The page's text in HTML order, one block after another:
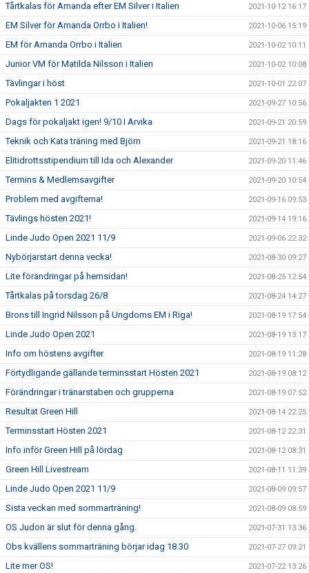
Tårtkalas för Amanda efter EM Silver i Italien 2021-10-12 16:17
EM Silver för Amanda Orrbo i Italien! 2021-10-06 15:19
EM för Amanda Orrbo i Italien 2021-10-02 10:11
Junior VM för Matilda Nilsson i Italien 2021-10-02 10:08
Tävlingar i höst 2021-10-01 22:07
Pokaljakten 1 2021 2021-09-27 10:56
Dags för pokaljakt igen! 9/10 I Arvika 2021-09-21 20:59
Teknik och Kata träning med Björn 2021-09-21 18:16
Elitidrottsstipendium till Ida och Alexander 2021-09-20 11:46
Termins & Medlemsavgifter 2021-09-20 10:54
Problem med avgifterna! 2021-09-16 09:53
Tävlings hösten 2021! 2021-09-14 19:16
Linde Judo Open 2021 11/9 2021-09-06 22:32
Nybörjarstart denna vecka! 2021-08-30 09:27
Lite förändringar på hemsidan! 2021-08-25 12:54
Tårtkalas på torsdag 26/8 2021-08-24 14:27
Brons till Ingrid Nilsson på Ungdoms EM i Riga! 2021-08-19 17:54
Linde Judo Open 2021 2021-08-19 13:17
Info om höstens avgifter 2021-08-19 11:28
Förtydligande gällande terminsstart Hösten 2021 2021-08-19 08:12
Förändringar i tränarstaben och grupperna 2021-08-19 07:52
Resultat Green Hill 2021-08-14 22:25
Terminsstart Hösten 2021 2021-08-12 22:31
Info inför Green Hill på lördag 2021-08-12 08:31
Green Hill Livestream 2021-08-11 11:39
Linde Judo Open 2021 11/9 2021-08-09 09:57
Sista veckan med sommarträning! 2021-08-09 08:59
OS Judon är slut för denna gång. 2021-07-31 13:36
Obs kvällens sommarträning börjar idag 18.30 2021-07-27 09:21
Lite mer OS! 2021-07-22 13:26